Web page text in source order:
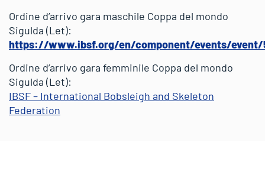
Ordine d’arrivo gara maschile Coppa del mondo
Sigulda (Let):
https://www.ibsf.org/en/component/events/event/
Ordine d’arrivo gara femminile Coppa del mondo
Sigulda (Let):
IBSF – International Bobsleigh and Skeleton
Federation